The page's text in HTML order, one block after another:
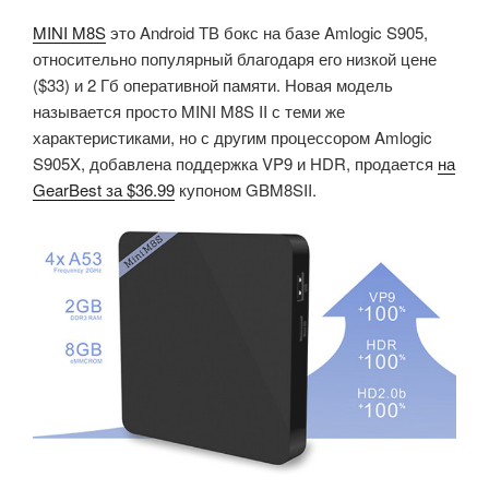
MINI M8Sэто Android ТВ бокс на базе Amlogic S905,
относительно популярный благодаря его низкой цене
($33) и 2 Гб оперативной памяти. Новая модель
называется просто MINI M8S II с теми же
характеристиками, но с другим процессором Amlogic
S905X, добавлена поддержка VP9 и HDR, продается на
GearBest за $36.99 купоном GBM8SII.